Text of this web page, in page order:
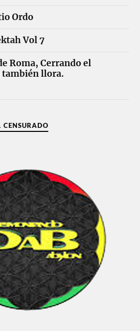
Ordo
Vol 7
Roma, Cerrando el
también llora.